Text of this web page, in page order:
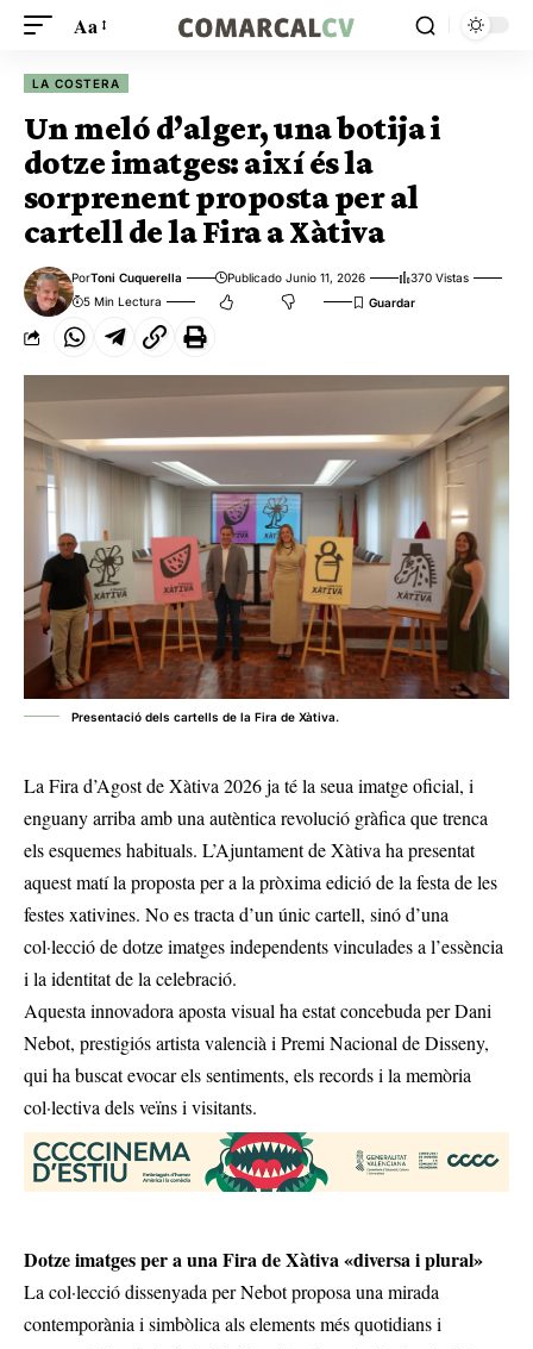
Aa
LA COSTERA
Un meló d’alger, una botija i
dotze imatges: així és la
sorprenent proposta per al
cartell de la Fira a Xàtiva
PorToni Cuquerella Publicado Junio 11, 2026
370 Vistas
5 Min Lectura
Presentació dels cartells de la Fira de Xàtiva.
La Fira d’Agost de Xàtiva 2026 ja té la seua imatge oficial, i
enguany arriba amb una autèntica revolució gràfica que trenca
els esquemes habituals. L’Ajuntament de Xàtiva ha presentat
aquest matí la proposta per a la pròxima edició de la festa de les
festes xativines. No es tracta d’un únic cartell, sinó d’una
col·lecció de dotze imatges independents vinculades a l’essència
i la identitat de la celebració.
Aquesta innovadora aposta visual ha estat concebuda per Dani
Nebot, prestigiós artista valencià i Premi Nacional de Disseny,
qui ha buscat evocar els sentiments, els records i la memòria
col·lectiva dels veïns i visitants.
Dotze imatges per a una Fira de Xàtiva «diversa i plural»
La col·lecció dissenyada per Nebot proposa una mirada
contemporània i simbòlica als elements més quotidians i